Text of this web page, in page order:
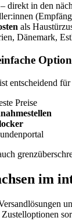
– direkt in den
als
Dänemark,
entscheidend
Preise
im